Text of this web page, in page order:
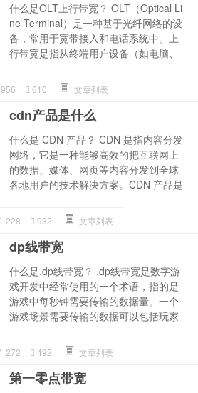
什么是OLT上行带宽？ OLT（Optical Li
ne Terminal）是一种基于光纤网络的设
备，常用于宽带接入和电话系统中。上
行带宽是指从终端用户设备（如电脑、
956 610 文章列表
cdn产品是什么
什么是 CDN 产品？ CDN 是指内容分发
网络，它是一种能够高效的把互联网上
的数据、媒体、网页等内容分发到全球
各地用户的技术解决方案。CDN 产品是
228 932 文章列表
dp线带宽
什么是.dp线带宽？ .dp线带宽是数字游
戏开发中经常使用的一个术语，指的是
游戏中每秒钟需要传输的数据量。一个
游戏场景需要传输的数据可以包括玩家
272 492 文章列表
第一零点带宽